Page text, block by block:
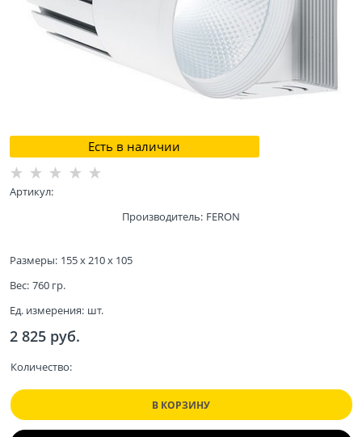
Есть в наличии
Артикул:
Производитель: FERON
Размеры: 155 x 210 x 105
Вес: 760 гр.
Ед. измерения: шт.
2 825 руб.
Количество:
В КОРЗИНУ